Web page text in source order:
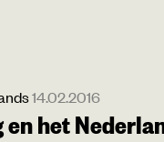
14.02.2016
het